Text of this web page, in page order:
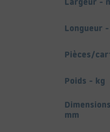
Largeur -
Longueur
Pièces/
Poids - kg
mm